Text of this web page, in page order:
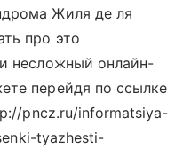
Жиля де ля
про это
несложный онлайн-
перейдя по ссылке
pncz.ru/informatsiya-
tyazhesti-